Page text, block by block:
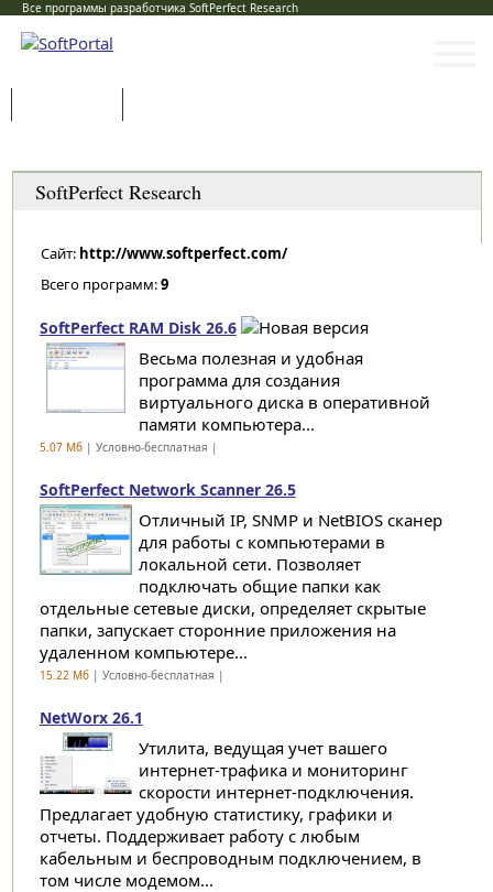
Все программы разработчика SoftPerfect Research
SoftPerfect Research
Сайт: http://www.softperfect.com/
Всего программ:9
SoftPerfect RAM Disk 26.6
Весьма полезная и удобная
программа для создания
виртуального диска в оперативной
памяти компьютера...
5.07 Мб| Условно-бесплатная |
SoftPerfect Network Scanner 26.5
Отличный IP, SNMP и NetBIOS сканер
для работы с компьютерами в
локальной сети. Позволяет
подключать общие папки как
отдельные сетевые диски, определяет скрытые
папки, запускает сторонние приложения на
удаленном компьютере...
15.22 Мб| Условно-бесплатная |
NetWorx 26.1
Утилита, ведущая учет вашего
интернет-трафика и мониторинг
скорости интернет-подключения.
Предлагает удобную статистику, графики и
отчеты. Поддерживает работу с любым
кабельным и беспроводным подключением, в
том числе модемом...